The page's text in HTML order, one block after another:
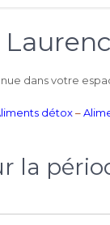
dans votre
détox–
la